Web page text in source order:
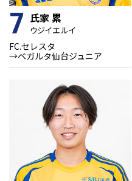
氏家 累
ウジイエ ルイ
7
FC.セレスタ
→ベガルタ仙台ジュニア